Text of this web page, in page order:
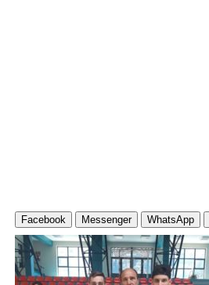
Facebook Messenger WhatsApp